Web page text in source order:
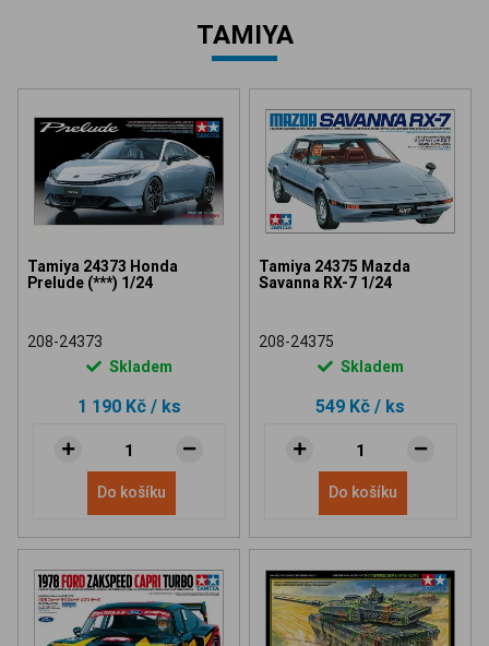
TAMIYA
Tamiya 24373 Honda
Prelude (***) 1/24
208-24373
Skladem
1 190 Kč / ks
Do košíku
Tamiya 24375 Mazda
Savanna RX-7 1/24
208-24375
Skladem
549 Kč / ks
Do košíku